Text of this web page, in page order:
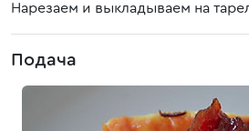
Нарезаем и выкладываем на
Подача